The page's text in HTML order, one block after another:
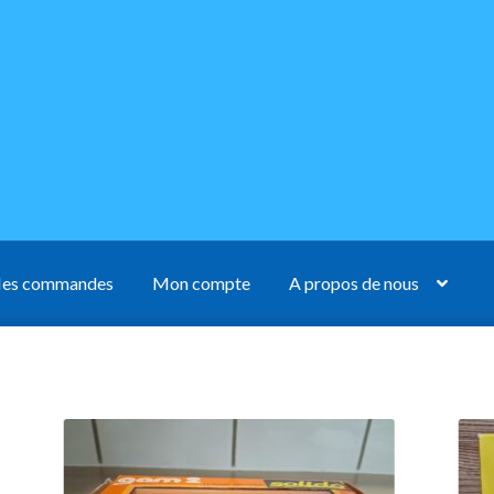
commandes Mon compte A propos de nous